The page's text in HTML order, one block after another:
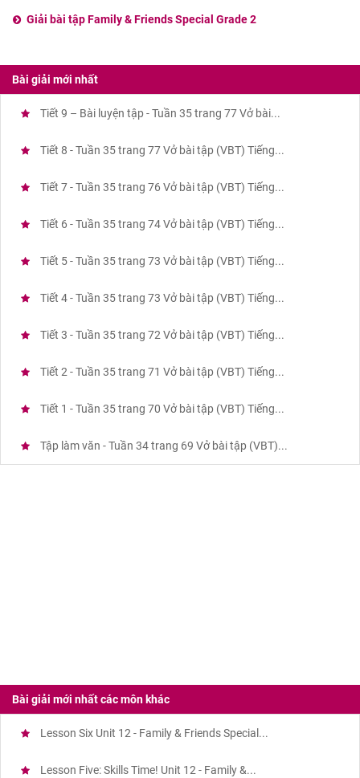
Giải bài tập Family & Friends Special Grade 2
Bài giải mới nhất
Tiết 9 – Bài luyện tập - Tuần 35 trang 77 Vở bài...
Tiết 8 - Tuần 35 trang 77 Vở bài tập (VBT) Tiếng...
Tiết 7 - Tuần 35 trang 76 Vở bài tập (VBT) Tiếng...
Tiết 6 - Tuần 35 trang 74 Vở bài tập (VBT) Tiếng...
Tiết 5 - Tuần 35 trang 73 Vở bài tập (VBT) Tiếng...
Tiết 4 - Tuần 35 trang 73 Vở bài tập (VBT) Tiếng...
Tiết 3 - Tuần 35 trang 72 Vở bài tập (VBT) Tiếng...
Tiết 2 - Tuần 35 trang 71 Vở bài tập (VBT) Tiếng...
Tiết 1 - Tuần 35 trang 70 Vở bài tập (VBT) Tiếng...
Tập làm văn - Tuần 34 trang 69 Vở bài tập (VBT)...
Bài giải mới nhất các môn khác
Lesson Six Unit 12 - Family & Friends Special...
Lesson Five: Skills Time! Unit 12 - Family &...